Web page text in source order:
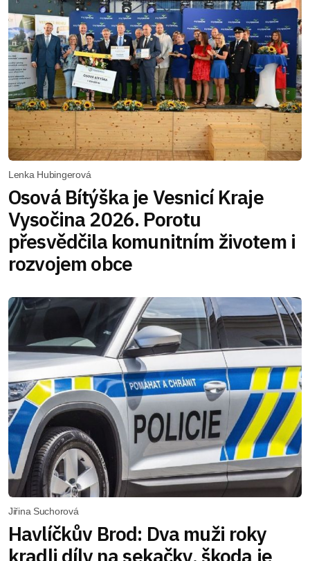
Lenka Hubingerová
Osová Bítýška je Vesnicí Kraje
Vysočina 2026. Porotu
přesvědčila komunitním životem i
rozvojem obce
Jiřina Suchorová
Havlíčkův Brod: Dva muži roky
kradli díly na sekačky, škoda je